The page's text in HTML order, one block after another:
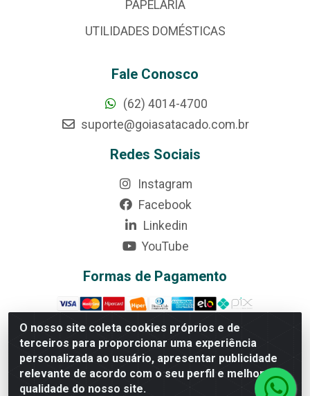
O nosso site coleta cookies próprios e de
terceiros para proporcionar uma experiência
personalizada ao usuário, apresentar publicidade
relevante de acordo com o seu perfil e melhorar a
qualidade do nosso site.
PAPELARIA
UTILIDADES DOMÉSTICAS
Fale Conosco
(62) 4014-4700
suporte@goiasatacado.com.br
Redes Sociais
Instagram
Facebook
Linkedin
YouTube
Formas de Pagamento
Rede Brasil - Avenida Universitária, nº 3860, Jardim das
Américas II Etapa - Anápolis/GO - CEP 75070-415 -
CNPJ 07.728.073/0002-24